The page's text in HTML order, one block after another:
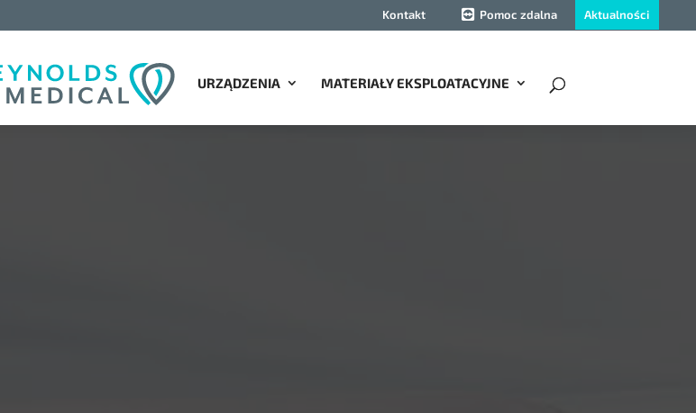
Kontakt Pomoc zdalna Aktualności
URZĄDZENIA MATERIAŁY EKSPLOATACYJNE